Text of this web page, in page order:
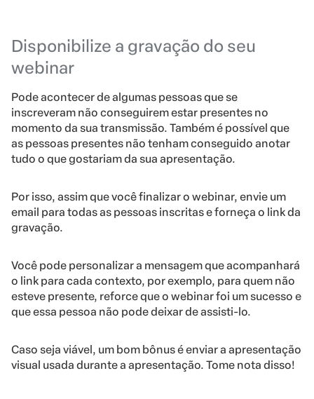
Disponibilize a gravação do seu
webinar
Pode acontecer de algumas pessoas que se
inscreveram não conseguirem estar presentes no
momento da sua transmissão. Também é possível que
as pessoas presentes não tenham conseguido anotar
tudo o que gostariam da sua apresentação.
Por isso, assim que você finalizar o webinar, envie um
email para todas as pessoas inscritas e forneça o link da
gravação.
Você pode personalizar a mensagem que acompanhará
o link para cada contexto, por exemplo, para quem não
esteve presente, reforce que o webinar foi um sucesso e
que essa pessoa não pode deixar de assisti-lo.
Caso seja viável, um bom bônus é enviar a apresentação
visual usada durante a apresentação. Tome nota disso!